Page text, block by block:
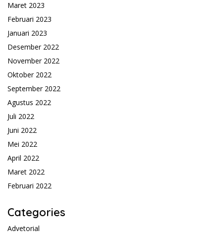
Maret 2023
Februari 2023
Januari 2023
Desember 2022
November 2022
Oktober 2022
September 2022
Agustus 2022
Juli 2022
Juni 2022
Mei 2022
April 2022
Maret 2022
Februari 2022
Categories
Advetorial